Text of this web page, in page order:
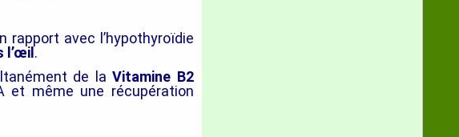
rapport avec l’hypothyroïdie
l’œil .
de laVitamine B2
et même une récupération